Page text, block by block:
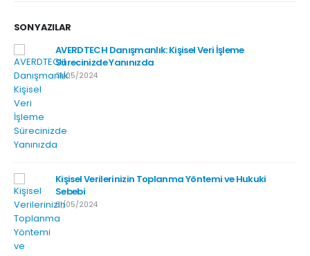
SON YAZILAR
AVERDTECH Danışmanlık: Kişisel Veri İşleme
Sürecinizde Yanınızda
31/05/2024
Kişisel Verilerinizin Toplanma Yöntemi ve Hukuki
Sebebi
31/05/2024